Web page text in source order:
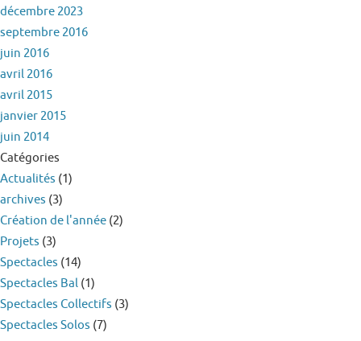
décembre 2023
septembre 2016
juin 2016
avril 2016
avril 2015
janvier 2015
juin 2014
Catégories
Actualités (1)
archives (3)
Création de l'année (2)
Projets (3)
Spectacles (14)
Spectacles Bal (1)
Spectacles Collectifs (3)
Spectacles Solos (7)